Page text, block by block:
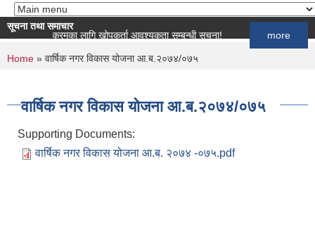
सूचना तथा समाचार
कार्यक्रमका लागि खोपकर्ता आवश्यकता सम्बन्धी सूचना!
You are here
Home » वार्षिक नगर विकास योजना आ.ब.२०७४/०७५
वार्षिक नगर विकास योजना आ.ब.२०७४/०७५
Supporting Documents:
वार्षिक नगर विकास योजना आ.ब. २०७४ -०७५.pdf